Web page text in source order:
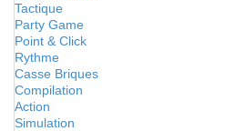
Tactique
Party Game
Point & Click
Rythme
Casse Briques
Compilation
Action
Simulation